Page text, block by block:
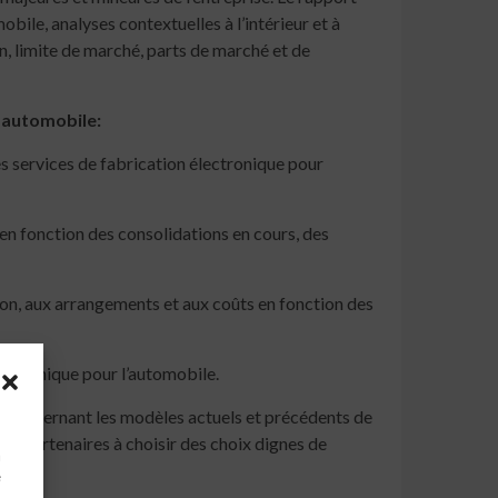
analyses contextuelles à l’intérieur et à
limite de marché, parts de marché et de
services de fabrication électronique pour
fonction des consolidations en cours, des
aux arrangements et aux coûts en fonction des
pour l’automobile.
les modèles actuels et précédents de
partenaires à choisir des choix dignes de